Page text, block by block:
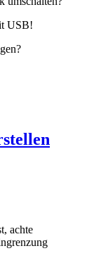
USB!
achte